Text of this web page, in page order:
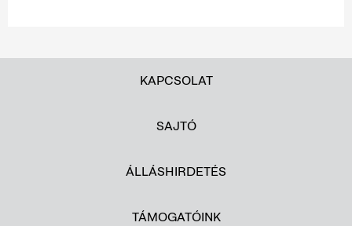
KAPCSOLAT
SAJTÓ
ÁLLÁSHIRDETÉS
TÁMOGATÓINK